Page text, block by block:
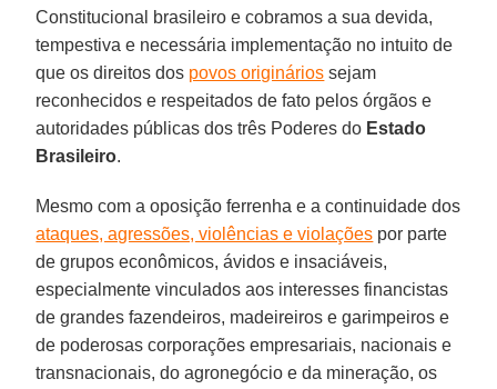
Constitucional brasileiro e cobramos a sua devida,
tempestiva e necessária implementação no intuito de
que os direitos dos povos originários sejam
reconhecidos e respeitados de fato pelos órgãos e
autoridades públicas dos três Poderes do Estado
Brasileiro.
Mesmo com a oposição ferrenha e a continuidade dos
ataques, agressões, violências e violações por parte
de grupos econômicos, ávidos e insaciáveis,
especialmente vinculados aos interesses financistas
de grandes fazendeiros, madeireiros e garimpeiros e
de poderosas corporações empresariais, nacionais e
transnacionais, do agronegócio e da mineração, os